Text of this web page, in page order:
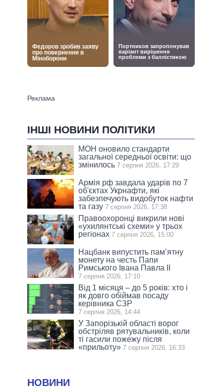
ІНШІ НОВИНИ ПОЛІТИКИ
МОН оновило стандарти
загальної середньої освіти: що
змінилось 7 серпня 2026, 17:29
Армія рф завдала ударів по 7
об'єктах Укрнафти, які
забезпечують видобуток нафти
та газу 7 серпня 2026, 17:38
Правоохоронці викрили нові
«ухилянтські схеми» у трьох
регіонах 7 серпня 2026, 15:00
Нацбанк випустить пам’ятну
монету на честь Папи
Римського Івана Павла II
7 серпня 2026, 17:10
Від 1 місяця – до 5 років: хто і
як довго обіймав посаду
керівника СЗР
7 серпня 2026, 14:44
У Запорізькій області ворог
обстріляв рятувальників, коли
ті гасили пожежу після
«прильоту» 7 серпня 2026, 16:33
НОВИНИ